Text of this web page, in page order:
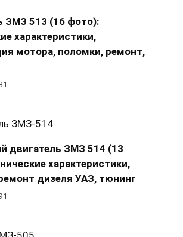
ЗМЗ 513 (16 фото):
характеристики,
мотора, поломки, ремонт,
двигатель ЗМЗ 514 (13
характеристики,
дизеля УАЗ, тюнинг